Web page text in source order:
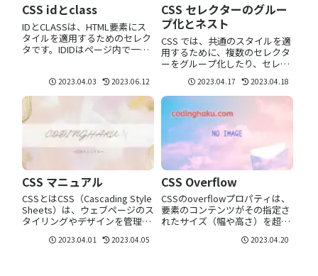
CSS idとclass
IDとCLASSは、HTML要素にス
タイルを適用するためのセレク
タです。IDIDはページ内で一度
るのに適しています。CSS内で
ハッシュ記号(#)に続けてID名で
表現されます。<div ...
2023.04.03 2023.06.12
CSS セレクターのグルー
プ化とネスト
CSS では、共通のスタイルを適
用するために、複数のセレクタ
ーをグループ化したり、セレク
行うことができます。グループ
化グループ化は、複数のセレク
ターに共通のスタイルを適用す
る場合に役立ちます。カンマ
（,）を使用し...
2023.04.17 2023.04.18
CSS マニュアル
CSSとはCSS（Cascading Style
Sheets）は、ウェブページのス
タイリングやデザインを管理す
ージのレイアウト、色、フォン
2023.04.01 2023.04.05
CSS Overflow
CSSのoverflowプロパティは、
要素のコンテンツがその指定さ
れたサイズ（幅や高さ）を超え
かを制御するプロパティです。
2023.04.20